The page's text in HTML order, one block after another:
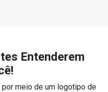
Entenderem
meio de um logotipo de